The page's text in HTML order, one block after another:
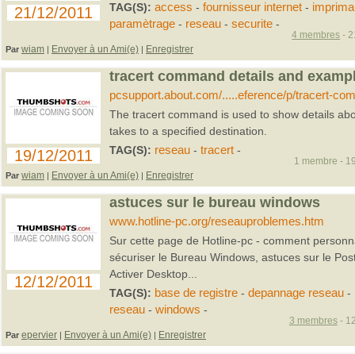
21/12/2011
TAG(S): access - fournisseur internet-
paramètrage- reseau- securite-
Par wiam | Envoyer à un Ami(e) | Enregistrer
4 membres -
19/12/2011
tracert command details and
pcsupport.about.com/.....eference/p/tracert-
The tracert command is used to show details
takes to a specified destination.
TAG(S): reseau- tracert-
Par wiam | Envoyer à un Ami(e) | Enregistrer
1 membre -
12/12/2011
astuces sur le bureau windows
www.hotline-pc.org/reseauproblemes.htm
Sur cette page de Hotline-pc - comment
sécuriser le Bureau Windows, astuces sur le
Activer Desktop...
TAG(S): base de registre- depannage reseau-
reseau- windows -
Par epervier | Envoyer à un Ami(e) | Enregistrer
3 membres-